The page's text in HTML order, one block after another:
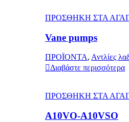
ΠΡΟΣΘΗΚΗ ΣΤΑ
Vane pumps
ΠΡΟΪΟΝΤΑ, Αντλίες
Διαβάστε περισσότερα
ΠΡΟΣΘΗΚΗ ΣΤΑ
A10VO-A10VSO